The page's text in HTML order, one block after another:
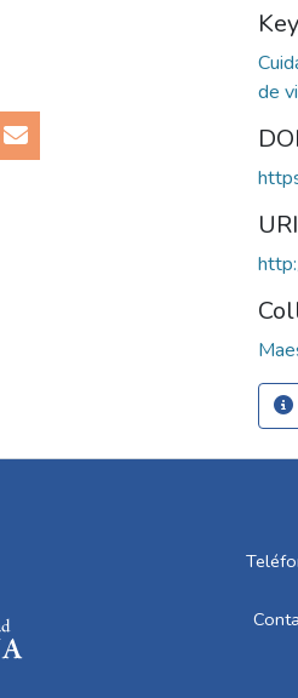
de
DOI
URI